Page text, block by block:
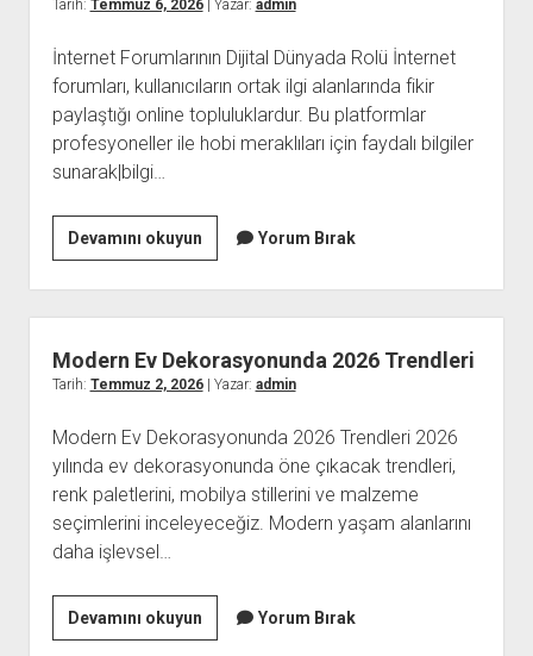
Tarih: Temmuz 6, 2026| Yazar: admin
İnternet Forumlarının Dijital Dünyada Rolü İnternet
forumları, kullanıcıların ortak ilgi alanlarında fikir
paylaştığı online topluluklardur. Bu platformlar
profesyoneller ile hobi meraklıları için faydalı bilgiler
sunarak|bilgi…
Devamını okuyuninternet
forumları
Yorum Bırak
Modern Ev Dekorasyonunda 2026 Trendleri
Tarih: Temmuz 2, 2026| Yazar: admin
Modern Ev Dekorasyonunda 2026 Trendleri 2026
yılında ev dekorasyonunda öne çıkacak trendleri,
renk paletlerini, mobilya stillerini ve malzeme
seçimlerini inceleyeceğiz. Modern yaşam alanlarını
daha işlevsel…
Devamını okuyunModern
Ev
Yorum Bırak